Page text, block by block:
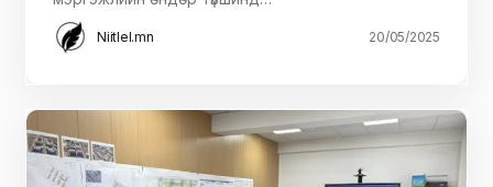
Niitlel.mn 20/05/2025